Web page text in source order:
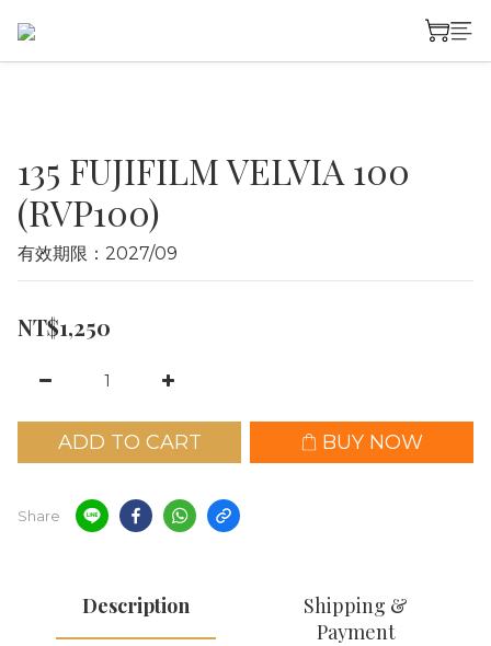
135 FUJIFILM VELVIA 100
(RVP100)
有效期限：2027/09
NT$1,250
ADD TO CART BUY NOW
Share
Description
Shipping &
Payment